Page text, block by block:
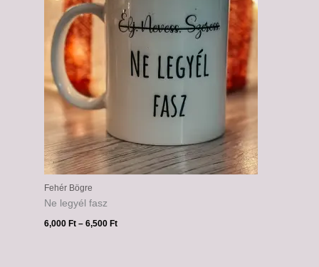
Fehér Bögre
Ne legyél fasz
6,000Ft – 6,500Ft